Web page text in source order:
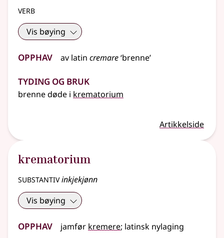
verb
Vis bøying
Opphav av latin cremare‘brenne’
Tyding og bruk
brenne døde i krematorium
Artikkelside
krematorium
substantivinkjekjønn
Vis bøying
Opphav jamfør kremere; latinsk nylaging